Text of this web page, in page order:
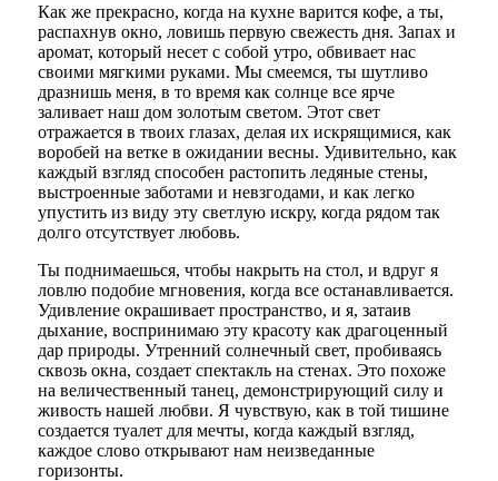
Как же прекрасно, когда на кухне варится кофе, а ты,
распахнув окно, ловишь первую свежесть дня. Запах и
аромат, который несет с собой утро, обвивает нас
своими мягкими руками. Мы смеемся, ты шутливо
дразнишь меня, в то время как солнце все ярче
заливает наш дом золотым светом. Этот свет
отражается в твоих глазах, делая их искрящимися, как
воробей на ветке в ожидании весны. Удивительно, как
каждый взгляд способен растопить ледяные стены,
выстроенные заботами и невзгодами, и как легко
упустить из виду эту светлую искру, когда рядом так
долго отсутствует любовь.
Ты поднимаешься, чтобы накрыть на стол, и вдруг я
ловлю подобие мгновения, когда все останавливается.
Удивление окрашивает пространство, и я, затаив
дыхание, воспринимаю эту красоту как драгоценный
дар природы. Утренний солнечный свет, пробиваясь
сквозь окна, создает спектакль на стенах. Это похоже
на величественный танец, демонстрирующий силу и
живость нашей любви. Я чувствую, как в той тишине
создается туалет для мечты, когда каждый взгляд,
каждое слово открывают нам неизведанные
горизонты.